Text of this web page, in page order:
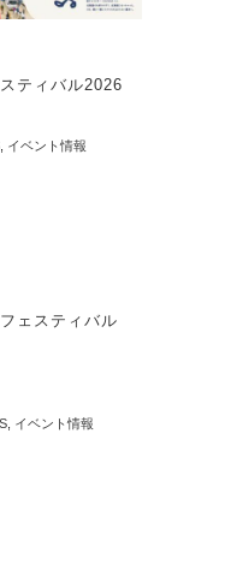
ティバル2026
イベント情報
ェスティバル
イベント情報